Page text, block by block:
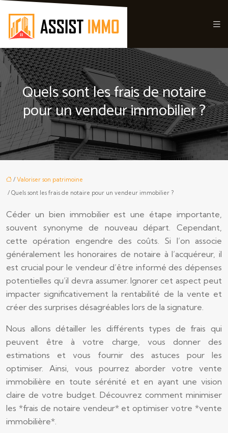
Quels sont les frais de notaire
pour un vendeur immobilier ?
/ Valoriser son patrimoine
/ Quels sont les frais de notaire pour un vendeur immobilier ?
Céder un bien immobilier est une étape importante,
souvent synonyme de nouveau départ. Cependant,
cette opération engendre des coûts. Si l’on associe
généralement les honoraires de notaire à l’acquéreur, il
est crucial pour le vendeur d’être informé des dépenses
potentielles qu’il devra assumer. Ignorer cet aspect peut
impacter significativement la rentabilité de la vente et
créer des surprises désagréables lors de la signature.
Nous allons détailler les différents types de frais qui
peuvent être à votre charge, vous donner des
estimations et vous fournir des astuces pour les
optimiser. Ainsi, vous pourrez aborder votre vente
immobilière en toute sérénité et en ayant une vision
claire de votre budget. Découvrez comment minimiser
les *frais de notaire vendeur* et optimiser votre *vente
immobilière*.